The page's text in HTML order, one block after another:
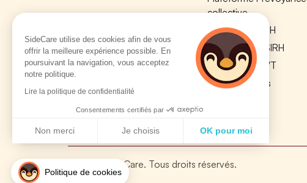
collective
Plateforme SIRH
Nos modules SIRH
Plateforme QVT
Tous nos outils
© 2026 SideCare. Tous droits réservés.
SideCare utilise des cookies afin de vous
offrir la meilleure expérience possible. En
poursuivant la navigation, vous acceptez
notre politique.
Lire la politique de confidentialité
Consentements certifiés par
Non merci Je choisis OK pour moi
Notre plateforme vous permet d'adapter et de gérer vos
Politique de cookies